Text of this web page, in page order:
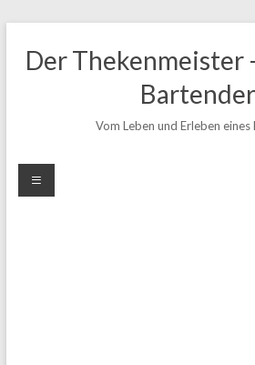
Inhalt
springen
Der Thekenmeister
Vom Leben und Erleben